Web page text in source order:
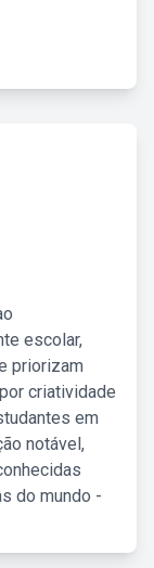
escolar,
priorizam
criatividade
em
notável,
do mundo -